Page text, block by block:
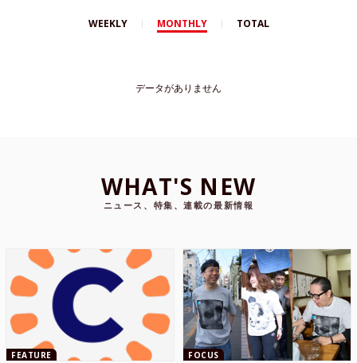
WEEKLY MONTHLY TOTAL
データがありません
WHAT'S NEW
ニュース、特集、連載の最新情報
FEATURE FOCUS